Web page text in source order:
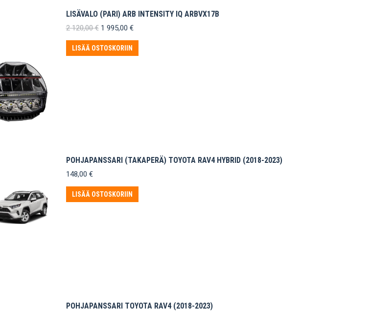
LISÄVALO (PARI) ARB INTENSITY IQ ARBVX17B
2 120,00€ Alkuperäinen
oli:
2
1 995,00 €Nykyinen
1
LISÄÄ OSTOSKORIIN
POHJAPANSSARI (TAKAPERÄ) TOYOTA RAV4 HYBRID (2018-2023)
148,00 €
LISÄÄ OSTOSKORIIN
POHJAPANSSARI TOYOTA RAV4 (2018-2023)